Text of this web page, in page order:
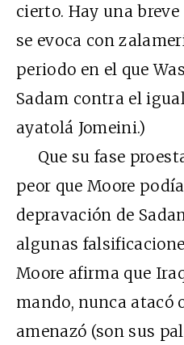
cierto. Hay una
se evoca con
periodo en el que
Sadam contra el
ayatolá Jomeini.)
Que su fase
peor que Moore
depravación de
algunas
Moore afirma que
mando, nunca atacó
amenazó (son sus